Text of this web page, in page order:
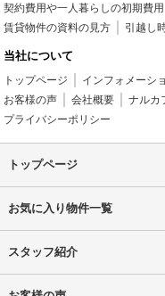
契約費用や一人暮らしの初期費用
賃貸物件の資料の見方
引越し
当社について
トップページ インフォメーシ
お客様の声
会社概要 ナルカ
プライバシーポリシー
トップページ
お気に入り物件一覧
スタッフ紹介